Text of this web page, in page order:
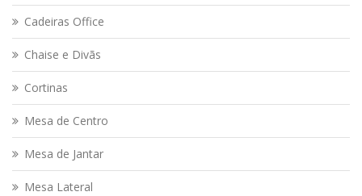
Cadeiras Office
Chaise e Divãs
Cortinas
Mesa de Centro
Mesa de Jantar
Mesa Lateral